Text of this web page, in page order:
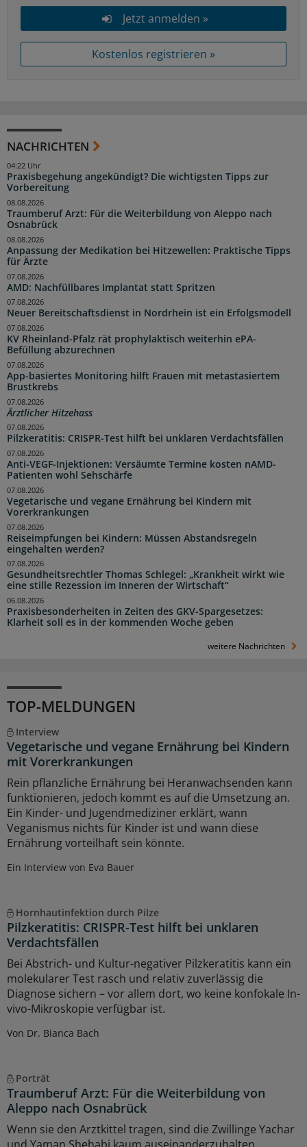
Jetzt anmelden »
Kostenlos registrieren »
NACHRICHTEN
Praxisbegehung angekündigt? Die wichtigsten Tipps zur
Vorbereitung
04:22 Uhr
Traumberuf Arzt: Für die Weiterbildung von Aleppo nach
Osnabrück
08.08.2026
Anpassung der Medikation bei Hitzewellen: Praktische Tipps
für Ärzte
08.08.2026
AMD: Nachfüllbares Implantat statt Spritzen
07.08.2026
Neuer Bereitschaftsdienst in Nordrhein ist ein Erfolgsmodell
07.08.2026
KV Rheinland-Pfalz rät prophylaktisch weiterhin ePA-
Befüllung abzurechnen
07.08.2026
App-basiertes Monitoring hilft Frauen mit metastasiertem
Brustkrebs
07.08.2026
Ärztlicher Hitzehass
07.08.2026
Pilzkeratitis: CRISPR-Test hilft bei unklaren Verdachtsfällen
07.08.2026
Anti-VEGF-Injektionen: Versäumte Termine kosten nAMD-
Patienten wohl Sehschärfe
07.08.2026
Vegetarische und vegane Ernährung bei Kindern mit
Vorerkrankungen
07.08.2026
Reiseimpfungen bei Kindern: Müssen Abstandsregeln
eingehalten werden?
07.08.2026
Gesundheitsrechtler Thomas Schlegel: „Krankheit wirkt wie
eine stille Rezession im Inneren der Wirtschaft“
07.08.2026
Praxisbesonderheiten in Zeiten des GKV-Spargesetzes:
Klarheit soll es in der kommenden Woche geben
06.08.2026
weitere Nachrichten
TOP-MELDUNGEN
Interview
Vegetarische und vegane Ernährung bei Kindern
mit Vorerkrankungen
Rein pflanzliche Ernährung bei Heranwachsenden kann
funktionieren, jedoch kommt es auf die Umsetzung an.
Ein Kinder- und Jugendmediziner erklärt, wann
Veganismus nichts für Kinder ist und wann diese
Ernährung vorteilhaft sein könnte.
Ein Interview von Eva Bauer
Hornhautinfektion durch Pilze
Pilzkeratitis: CRISPR-Test hilft bei unklaren
Verdachtsfällen
Bei Abstrich- und Kultur-negativer Pilzkeratitis kann ein
molekularer Test rasch und relativ zuverlässig die
Diagnose sichern – vor allem dort, wo keine konfokale In-
vivo-Mikroskopie verfügbar ist.
Von Dr. Bianca Bach
Porträt
Traumberuf Arzt: Für die Weiterbildung von
Aleppo nach Osnabrück
Wenn sie den Arztkittel tragen, sind die Zwillinge Yachar